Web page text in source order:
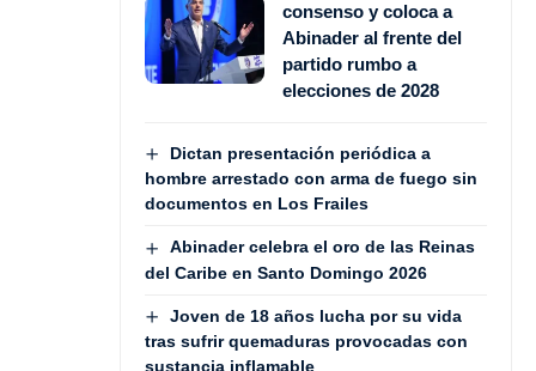
consenso y coloca a
Abinader al frente del
partido rumbo a
elecciones de 2028
Dictan presentación periódica a
hombre arrestado con arma de fuego sin
documentos en Los Frailes
Abinader celebra el oro de las Reinas
del Caribe en Santo Domingo 2026
Joven de 18 años lucha por su vida
tras sufrir quemaduras provocadas con
sustancia inflamable